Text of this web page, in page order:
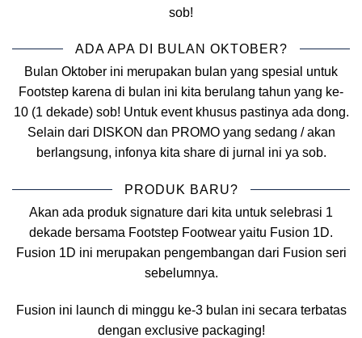
sob!
ADA APA DI BULAN OKTOBER?
Bulan Oktober ini merupakan bulan yang spesial untuk
Footstep karena di bulan ini kita berulang tahun yang ke-
10 (1 dekade) sob! Untuk event khusus pastinya ada dong.
Selain dari DISKON dan PROMO yang sedang / akan
berlangsung, infonya kita share di jurnal ini ya sob.
PRODUK BARU?
Akan ada produk signature dari kita untuk selebrasi 1
dekade bersama Footstep Footwear yaitu Fusion 1D.
Fusion 1D ini merupakan pengembangan dari Fusion seri
sebelumnya.
Fusion ini launch di minggu ke-3 bulan ini secara terbatas
dengan exclusive packaging!